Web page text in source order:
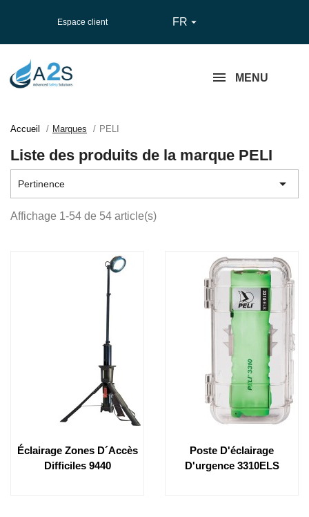
Espace client FR 
MENU
Accueil Marques PELI
Liste des produits de la marque PELI
Pertinence 
Affichage 1-54 de 54 article(s)
Éclairage Zones D´accès
Difficiles 9440
Poste D'éclairage
D'urgence 3310ELS